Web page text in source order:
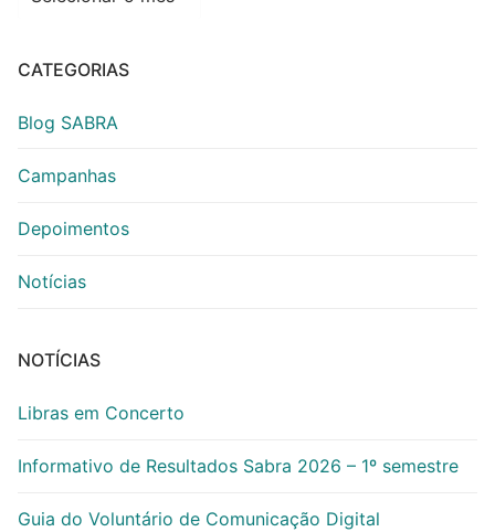
CATEGORIAS
Blog SABRA
Campanhas
Depoimentos
Notícias
NOTÍCIAS
Libras em Concerto
Informativo de Resultados Sabra 2026 – 1º semestre
Guia do Voluntário de Comunicação Digital